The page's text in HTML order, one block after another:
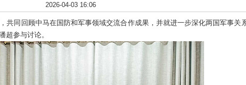
2026-04-03 16:06
共同回顾中马在国防和军事领域交流合作成果，并就进一步深化两国军事关
超参与讨论。